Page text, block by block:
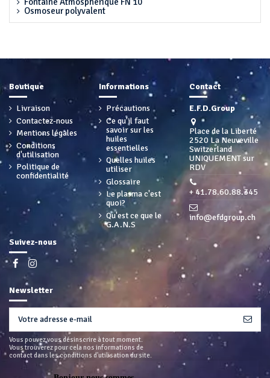
Osmoseur polyvalent
Boutique
Livraison
Contactez-nous
Mentions légales
Conditions
d'utilisation
Politique de
confidentialité
Informations
Précautions
Ce qu'il faut
savoir sur les
huiles
essentielles
Quelles huiles
utiliser
Glossaire
Le plasma c'est
quoi?
Qu'est ce que le
G.A.N.S
Contact
E.F.D.Group
Place de la Liberté
2520 La Neuveville
Switzerland
UNIQUEMENT sur
RDV
+ 41.78.60.88.345
info@efdgroup.ch
Suivez-nous
Newsletter
Vous pouvez vous désinscrire à tout moment.
Vous trouverez pour cela nos informations de
contact dans les conditions d'utilisation du site.